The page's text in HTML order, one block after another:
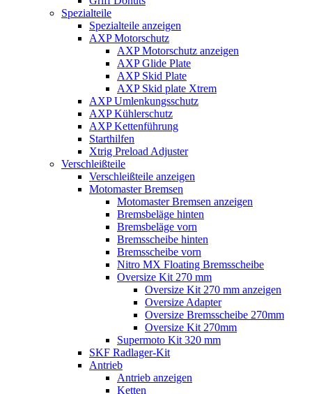
Spezialteile
Spezialteile anzeigen
AXP Motorschutz
AXP Motorschutz anzeigen
AXP Glide Plate
AXP Skid Plate
AXP Skid plate Xtrem
AXP Umlenkungsschutz
AXP Kühlerschutz
AXP Kettenführung
Starthilfen
Xtrig Preload Adjuster
Verschleißteile
Verschleißteile anzeigen
Motomaster Bremsen
Motomaster Bremsen anzeigen
Bremsbeläge hinten
Bremsbeläge vorn
Bremsscheibe hinten
Bremsscheibe vorn
Nitro MX Floating Bremsscheibe
Oversize Kit 270 mm
Oversize Kit 270 mm anzeigen
Oversize Adapter
Oversize Bremsscheibe 270mm
Oversize Kit 270mm
Supermoto Kit 320 mm
SKF Radlager-Kit
Antrieb
Antrieb anzeigen
Ketten